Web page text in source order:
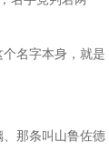
名字本身，就是
那条叫山鲁佐德